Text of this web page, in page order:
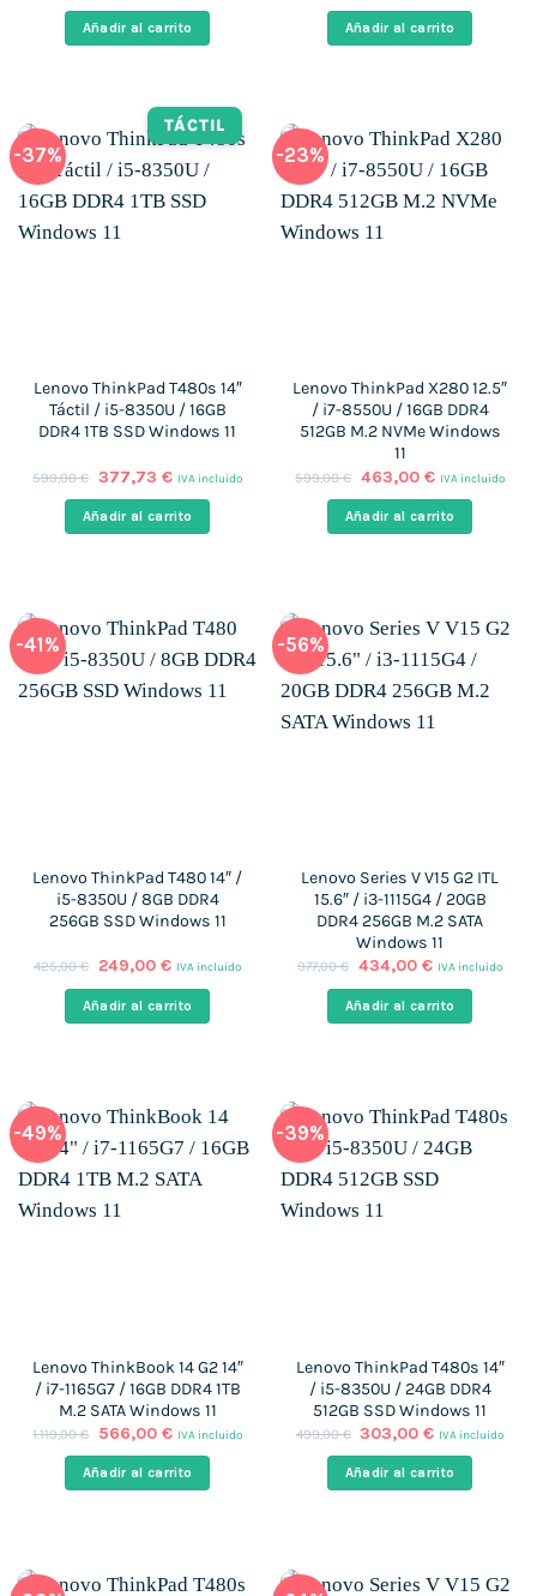
original
era:
actual
es:
Añadir al carrito
original
era:
actual
es:
Añadir al carrito
-37%
TÁCTIL
Lenovo ThinkPad T480s 14″
Táctil / i5-8350U / 16GB
DDR4 1TB SSD Windows 11
599,00€ El
original
era:
377,73 €El
actual
es:
IVA incluido
Añadir al carrito
-23%
Lenovo ThinkPad X280 12.5″
/ i7-8550U / 16GB DDR4
512GB M.2 NVMe Windows
11
599,00€ El
original
era:
463,00 €El
actual
es:
IVA incluido
Añadir al carrito
-41%
Lenovo ThinkPad T480 14″ /
i5-8350U / 8GB DDR4
256GB SSD Windows 11
425,00€
El
original
era:
249,00 €El
actual
es:
IVA incluido
Añadir al carrito
-56%
Lenovo Series V V15 G2 ITL
15.6″ / i3-1115G4 / 20GB
DDR4 256GB M.2 SATA
Windows 11
977,00€ El
original
era:
434,00 €El
actual
es:
IVA incluido
Añadir al carrito
-49%
Lenovo ThinkBook 14 G2 14″
/ i7-1165G7 / 16GB DDR4 1TB
M.2 SATA Windows 11
1.119,00€
El
original
era:
566,00 €El
actual
es:
IVA incluido
Añadir al carrito
-39%
Lenovo ThinkPad T480s 14″
/ i5-8350U / 24GB DDR4
512GB SSD Windows 11
499,00€ El
original
era:
303,00€El
actual
es:
IVA incluido
Añadir al carrito